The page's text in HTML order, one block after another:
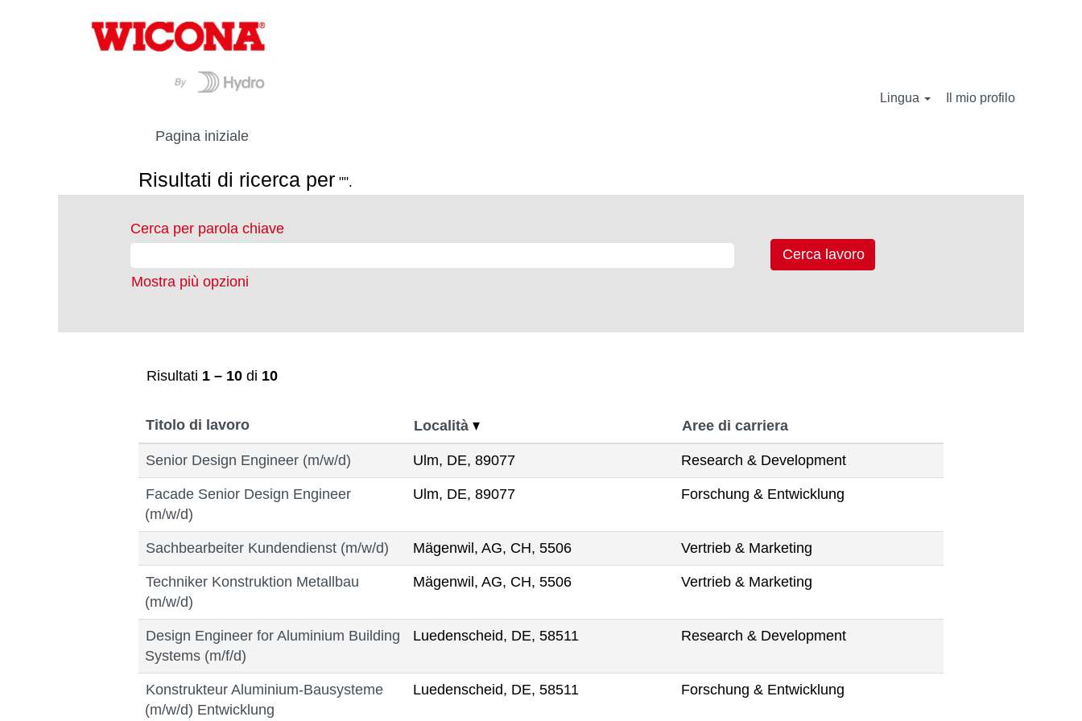
Lingua Il mio profilo
Pagina iniziale
Risultati di ricerca per "".
Cerca per parola chiave
Mostra più opzioni
Risultati 1 – 10 di 10
Titolo di lavoro Località Aree di carriera
Senior Design Engineer (m/w/d) Ulm, DE, 89077 Research & Development
Facade Senior Design Engineer
(m/w/d)
Ulm, DE, 89077 Forschung & Entwicklung
Sachbearbeiter Kundendienst (m/w/d) Mägenwil, AG, CH, 5506 Vertrieb & Marketing
Techniker Konstruktion Metallbau
(m/w/d)
Mägenwil, AG, CH, 5506 Vertrieb & Marketing
Design Engineer for Aluminium Building
Systems (m/f/d)
Luedenscheid, DE, 58511 Research & Development
Konstrukteur Aluminium-Bausysteme
(m/w/d) Entwicklung
Luedenscheid, DE, 58511 Forschung & Entwicklung